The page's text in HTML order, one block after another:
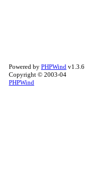
Powered by PHPWind v1.3.6
Copyright © 2003-04
PHPWind